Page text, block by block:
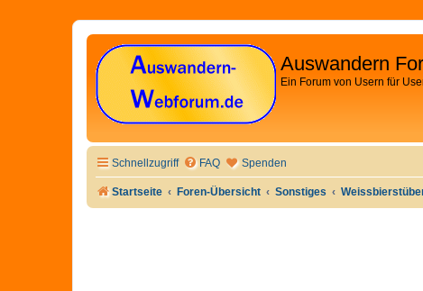
Auswandern
Ein Forum von Usern für
Schnellzugriff FAQ Spenden
Startseite Foren-Übersicht Sonstiges